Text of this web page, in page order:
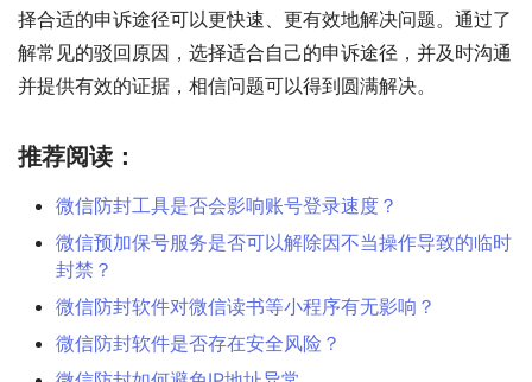
择合适的申诉途径可以更快速、更有效地解决问题。通过了
解常见的驳回原因，选择适合自己的申诉途径，并及时沟通
并提供有效的证据，相信问题可以得到圆满解决。
推荐阅读：
微信防封工具是否会影响账号登录速度？
微信预加保号服务是否可以解除因不当操作导致的临时
封禁？
微信防封软件对微信读书等小程序有无影响？
微信防封软件是否存在安全风险？